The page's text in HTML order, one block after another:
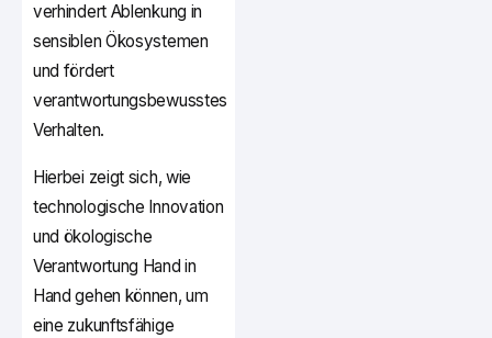
verhindert Ablenkung in
sensiblen Ökosystemen
und fördert
verantwortungsbewusstes
Verhalten.
Hierbei zeigt sich, wie
technologische Innovation
und ökologische
Verantwortung Hand in
Hand gehen können, um
eine zukunftsfähige